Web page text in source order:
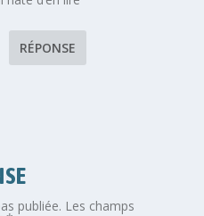
RÉPONSE
publiée. Les champs